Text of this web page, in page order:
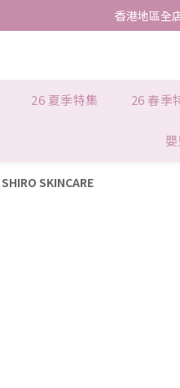
香港地區全
香港地區全
Free delivery within Hong Kong
香港地區
26 夏季特集 26 春季
SHIRO SKINCARE